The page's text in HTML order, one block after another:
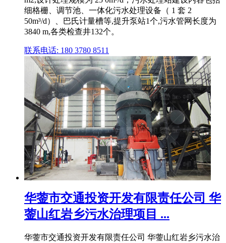
细格栅、调节池、一体化污水处理设备（ 1 套 2
50m³/d）、巴氏计量槽等,提升泵站1个,污水管网长度为
3840 m,各类检查井132个。
联系电话: 180 3780 8511
华蓥市交通投资开发有限责任公司 华
蓥山红岩乡污水治理项目 ...
华蓥市交通投资开发有限责任公司 华蓥山红岩乡污水治